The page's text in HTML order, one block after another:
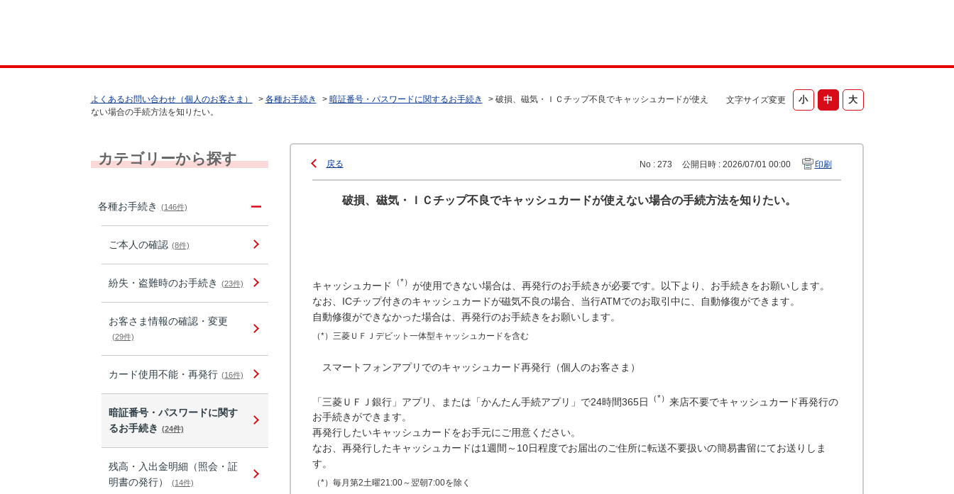
文字サイズ変更
よくあるお問い合わせ（個人のお客さま） > 各種お手続き > 暗証番号・パスワードに関するお手続き > 破損、磁気・ＩＣチップ不良でキャッシュカードが使え
ない場合の手続方法を知りたい。
カテゴリーから探す
各種お手続き (146件)
ご本人の確認 (8件)
紛失・盗難時のお手続き (23件)
お客さま情報の確認・変更
(29件)
カード使用不能・再発行 (16件)
暗証番号・パスワードに関す
るお手続き (24件)
残高・入出金明細（照会・証
明書の発行）
(14件)
戻る No : 273 公開日時 : 2026/07/01 00:00 印刷
破損、磁気・ＩＣチップ不良でキャッシュカードが使えない場合の手続方法を知りたい。
キャッシュカード （*） が使用できない場合は、再発行のお手続きが必要です。以下より、お手続きをお願いします。
なお、ICチップ付きのキャッシュカードが磁気不良の場合、当行ATMでのお取引中に、自動修復ができます。
自動修復ができなかった場合は、再発行のお手続きをお願いします。
（*）三菱ＵＦＪデビット一体型キャッシュカードを含む
スマートフォンアプリでのキャッシュカード再発行（個人のお客さま）
「三菱ＵＦＪ銀行」アプリ、または「かんたん手続アプリ」で24時間365日 （*） 来店不要でキャッシュカード再発行の
お手続きができます。
再発行したいキャッシュカードをお手元にご用意ください。
なお、再発行したキャッシュカードは1週間～10日程度でお届出のご住所に転送不要扱いの簡易書留にてお送りしま
す。
（*）毎月第2土曜21:00～翌朝7:00を除く